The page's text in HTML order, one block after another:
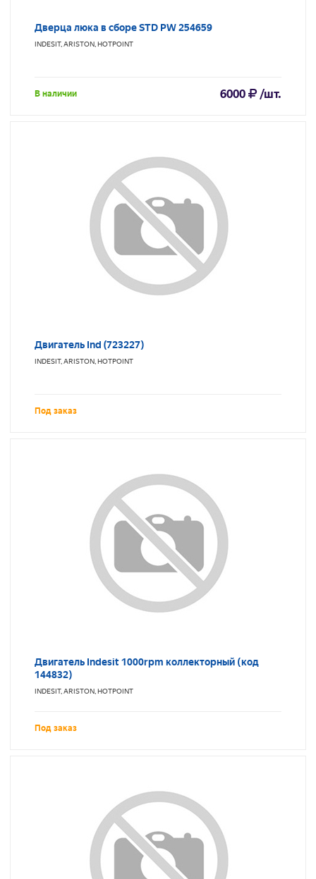
Дверца люка в сборе STD PW 254659
INDESIT, ARISTON, HOTPOINT
В наличии 6000 /шт.
Двигатель Ind (723227)
INDESIT, ARISTON, HOTPOINT
Под заказ
Двигатель Indesit 1000rpm коллекторный (код
144832)
INDESIT, ARISTON, HOTPOINT
Под заказ